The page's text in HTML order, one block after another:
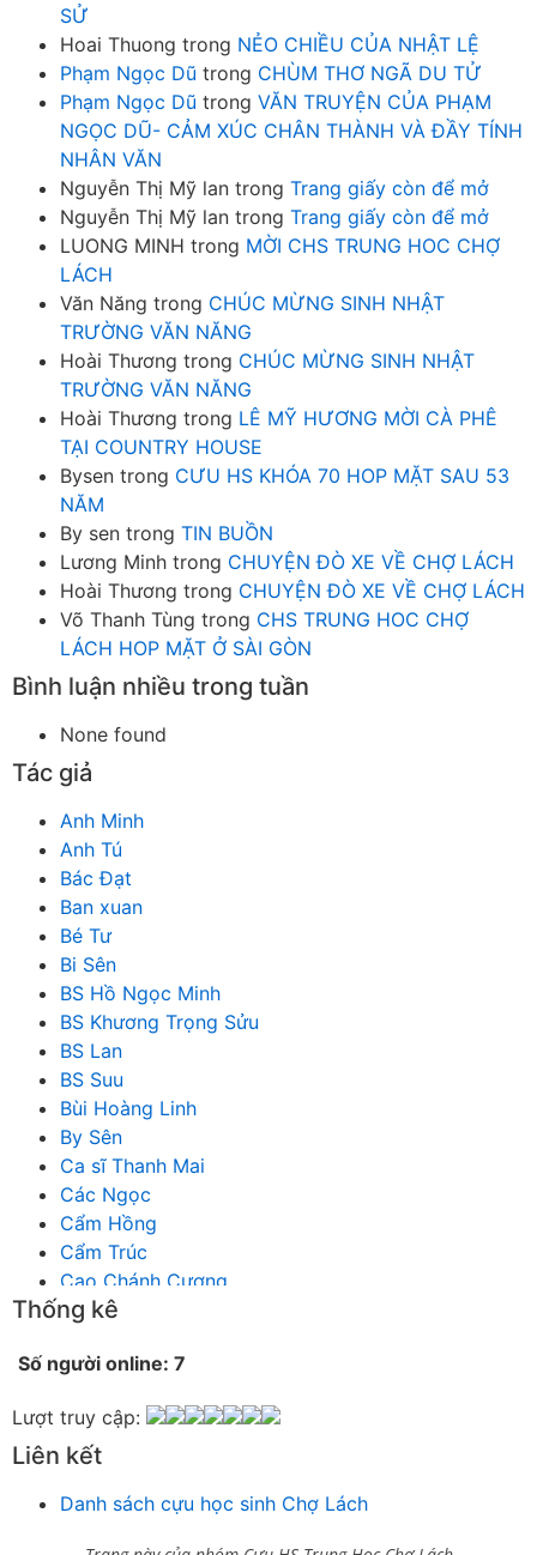
SỬ
Hoai Thuong trong NẺO CHIỀU CỦA NHẬT LỆ
Phạm Ngọc Dũ trong CHÙM THƠ NGÃ DU TỬ
Phạm Ngọc Dũ trong VĂN TRUYỆN CỦA PHẠM
NGỌC DŨ- CẢM XÚC CHÂN THÀNH VÀ ĐẦY TÍNH
NHÂN VĂN
Nguyễn Thị Mỹ lan trong Trang giấy còn để mở
Nguyễn Thị Mỹ lan trong Trang giấy còn để mở
LUONG MINH trong MỜI CHS TRUNG HOC CHỢ
LÁCH
Văn Năng trong CHÚC MỪNG SINH NHẬT
TRƯỜNG VĂN NĂNG
Hoài Thương trong CHÚC MỪNG SINH NHẬT
TRƯỜNG VĂN NĂNG
Hoài Thương trong LÊ MỸ HƯƠNG MỜI CÀ PHÊ
TẠI COUNTRY HOUSE
Bysen trong CƯU HS KHÓA 70 HOP MẶT SAU 53
NĂM
By sen trong TIN BUỒN
Lương Minh trong CHUYỆN ĐÒ XE VỀ CHỢ LÁCH
Hoài Thương trong CHUYỆN ĐÒ XE VỀ CHỢ LÁCH
Võ Thanh Tùng trong CHS TRUNG HOC CHỢ
LÁCH HOP MẶT Ở SÀI GÒN
Bình luận nhiều trong tuần
None found
Tác giả
Anh Minh
Anh Tú
Bác Đạt
Ban xuan
Bé Tư
Bi Sên
BS Hồ Ngọc Minh
BS Khương Trọng Sửu
BS Lan
BS Suu
Bùi Hoàng Linh
By Sên
Ca sĩ Thanh Mai
Các Ngọc
Cẩm Hồng
Cẩm Trúc
Cao Chánh Cương
Cao Nhật Quyên
Chích Chị
Chu Trầm Nguyên Minh
Cò Bằng
Công Bình
Thống kê
Số người online: 7
Lượt truy cập:
Liên kết
Danh sách cựu học sinh Chợ Lách